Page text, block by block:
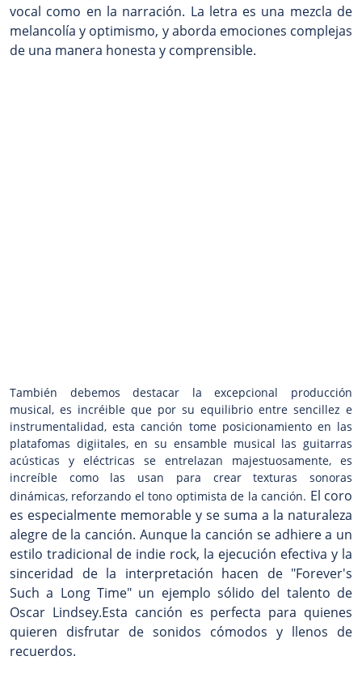
vocal como en la narración. La letra es una mezcla de
melancolía y optimismo, y aborda emociones complejas
de una manera honesta y comprensible.
También debemos destacar la excepcional producción
musical, es incréible que por su equilibrio entre sencillez e
instrumentalidad, esta canción tome posicionamiento en las
platafomas digiitales, en su ensamble musical las guitarras
acústicas y eléctricas se entrelazan majestuosamente, es
increíble como las usan para crear texturas sonoras
dinámicas, reforzando el tono optimista de la canción. El coro
es especialmente memorable y se suma a la naturaleza
alegre de la canción. Aunque la canción se adhiere a un
estilo tradicional de indie rock, la ejecución efectiva y la
sinceridad de la interpretación hacen de "Forever's
Such a Long Time" un ejemplo sólido del talento de
Oscar Lindsey.Esta canción es perfecta para quienes
quieren disfrutar de sonidos cómodos y llenos de
recuerdos.